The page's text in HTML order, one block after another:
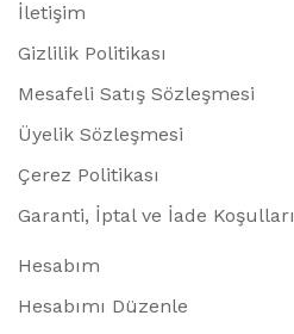
İletişim
Gizlilik Politikası
Mesafeli Satış Sözleşmesi
Üyelik Sözleşmesi
Çerez Politikası
Garanti, İptal ve İade Koşulları
Hesabım
Hesabımı Düzenle